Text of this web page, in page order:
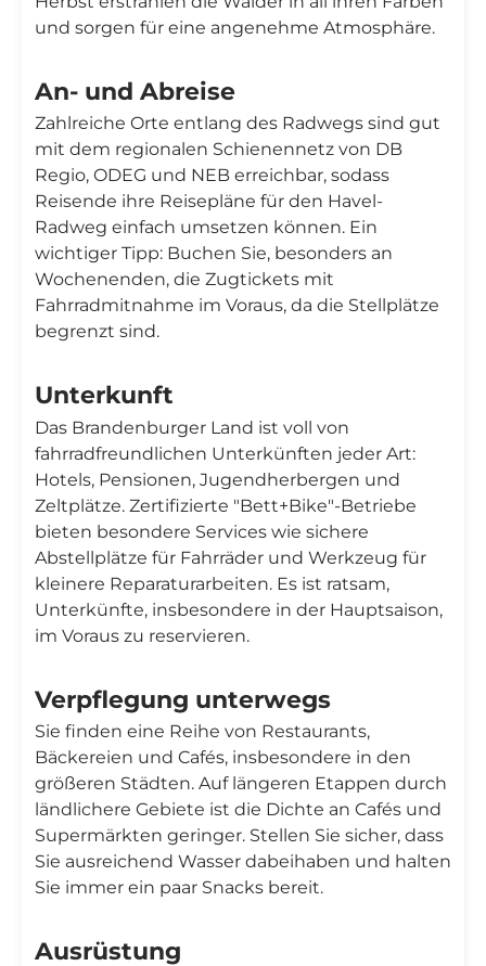
und sorgen für eine angenehme Atmosphäre.
An- und Abreise
Zahlreiche Orte entlang des Radwegs sind gut
mit dem regionalen Schienennetz von DB
Regio, ODEG und NEB erreichbar, sodass
Reisende ihre Reisepläne für den Havel-
Radweg einfach umsetzen können. Ein
wichtiger Tipp: Buchen Sie, besonders an
Wochenenden, die Zugtickets mit
Fahrradmitnahme im Voraus, da die Stellplätze
begrenzt sind.
Unterkunft
Das Brandenburger Land ist voll von
fahrradfreundlichen Unterkünften jeder Art:
Hotels, Pensionen, Jugendherbergen und
Zeltplätze. Zertifizierte "Bett+Bike"-Betriebe
bieten besondere Services wie sichere
Abstellplätze für Fahrräder und Werkzeug für
kleinere Reparaturarbeiten. Es ist ratsam,
Unterkünfte, insbesondere in der Hauptsaison,
im Voraus zu reservieren.
Verpflegung unterwegs
Sie finden eine Reihe von Restaurants,
Bäckereien und Cafés, insbesondere in den
größeren Städten. Auf längeren Etappen durch
ländlichere Gebiete ist die Dichte an Cafés und
Supermärkten geringer. Stellen Sie sicher, dass
Sie ausreichend Wasser dabeihaben und halten
Sie immer ein paar Snacks bereit.
Ausrüstung